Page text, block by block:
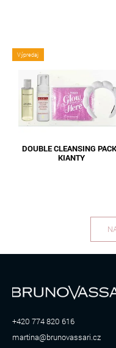
Výpredaj
DOUBLE CLEANSING
KIANTY
+420 774 820 616
martina@brunovassari.cz